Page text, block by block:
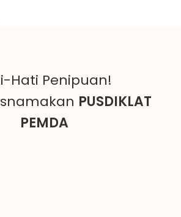
Hati Penipuan!
PUSDIKLAT
PEMDA